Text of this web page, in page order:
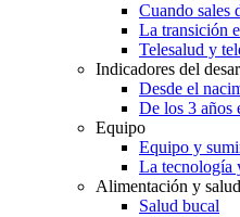
Cuando sales
La transición
Telesalud y
Indicadores del
Desde el
De los 3 años
Equipo
Equipo y
La tecnología
Alimentación y
Salud bucal